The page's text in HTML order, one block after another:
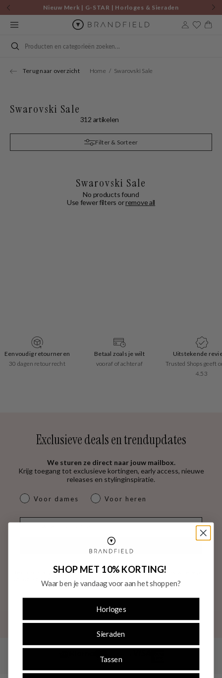
Skip to
content
Nieuw Merk | G-STAR | Horloges & Sieraden
Cart
Search
Terug naar overzicht Home Swarovski Sale
Swarovski Sale
312 artikelen
Filter & Sorteer
Swarovski Sale
No products found
Use fewer filters orremove all
Eenvoudig retourneren
30 dagen retourrecht
Betaal zoals je wilt
vooraf of achteraf
Uitstekende
Trusted Shops geeft
4.53
Exclusieve deals en trendupdates
We sturen ze direct naar jouw mailbox.
Krijg toegang tot exclusieve kortingen, early access, nieuwe
releases en stylinginspiratie.
dames & heren
Voor dames Voor heren
E-mail
INSCHRIJVEN
privacybeleidvoor meer informatie over hoe wij jouw gegevens
verwerken. Je kan je op elk moment kosteloos uitschrijven.
SHOP MET 10% KORTING!
Waar ben je vandaag voor aan het shoppen?
Horloges
Sieraden
Tassen